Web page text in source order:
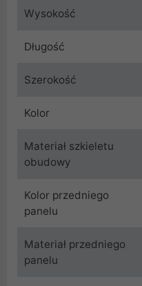
Wysokość
Długość
Szerokość
Kolor
Materiał szkieletu
obudowy
Kolor przedniego
panelu
Materiał przedniego
panelu